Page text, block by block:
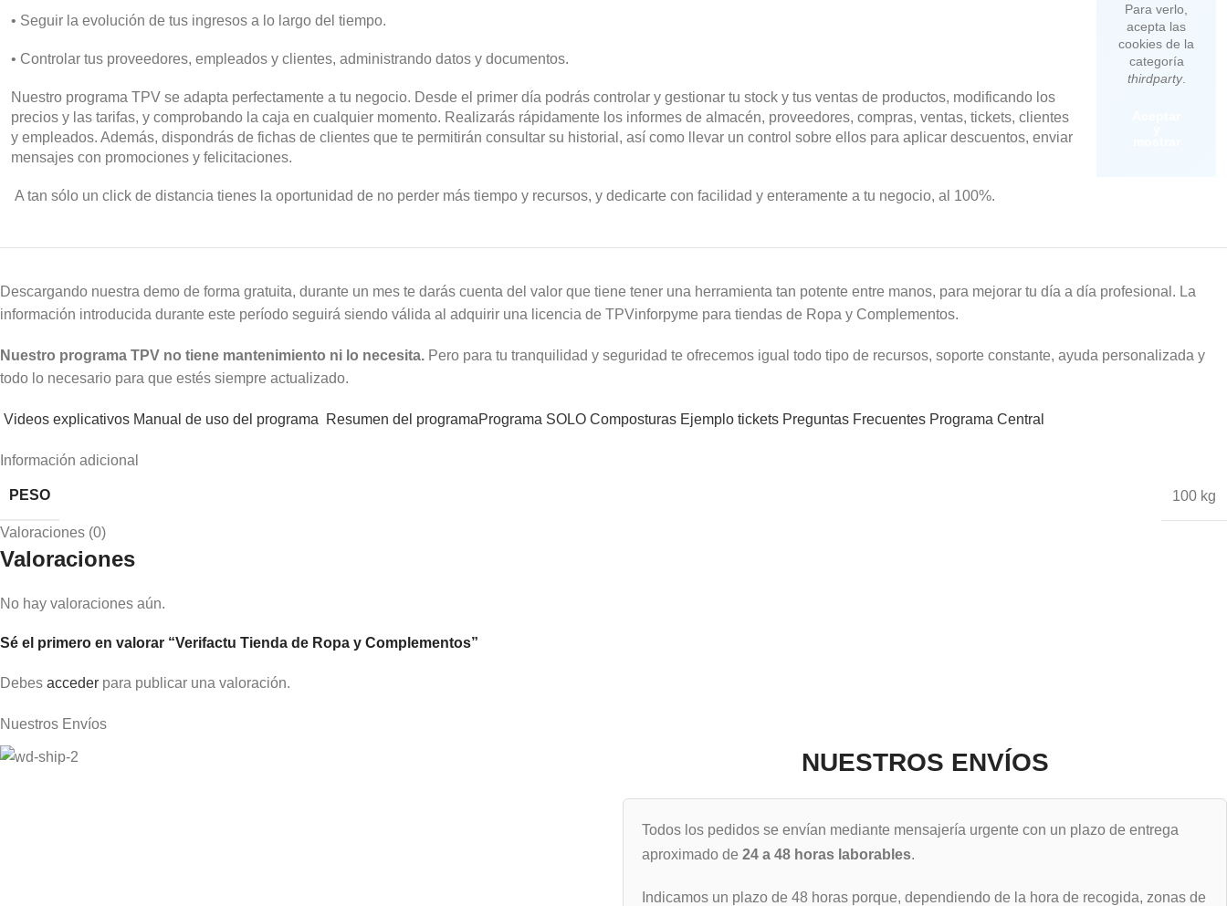
• Seguir la evolución de tus ingresos a lo largo del tiempo.
• Controlar tus proveedores, empleados y clientes, administrando datos y documentos.
Nuestro programa TPV se adapta perfectamente a tu negocio. Desde el primer día podrás controlar y gestionar tu stock y tus ventas de productos, modificando los
precios y las tarifas, y comprobando la caja en cualquier momento. Realizarás rápidamente los informes de almacén, proveedores, compras, ventas, tickets, clientes
y empleados. Además, dispondrás de fichas de clientes que te permitirán consultar su historial, así como llevar un control sobre ellos para aplicar descuentos, enviar
mensajes con promociones y felicitaciones.
A tan sólo un click de distancia tienes la oportunidad de no perder más tiempo y recursos, y dedicarte con facilidad y enteramente a tu negocio, al 100%.
Para verlo,
acepta las
cookies de la
categoría
thirdparty.
Descargando nuestra demo de forma gratuita, durante un mes te darás cuenta del valor que tiene tener una herramienta tan potente entre manos, para mejorar tu día a día profesional. La
información introducida durante este período seguirá siendo válida al adquirir una licencia de TPVinforpyme para tiendas de Ropa y Complementos.
Nuestro programa TPV no tiene mantenimiento ni lo necesita. Pero para tu tranquilidad y seguridad te ofrecemos igual todo tipo de recursos, soporte constante, ayuda personalizada y
todo lo necesario para que estés siempre actualizado.
​Videos explicativos Manual de uso del programa Resumen del programaPrograma SOLO Composturas Ejemplo tickets ​Preg​untas Frec​uentes Programa Central
Información adicional
PESO 100 kg
Valoraciones (0)
Valoraciones
No hay valoraciones aún.
Sé el primero en valorar “Verifactu Tienda de Ropa y Complementos”
Debes acceder para publicar una valoración.
Nuestros Envíos
NUESTROS ENVÍOS
Todos los pedidos se envían mediante mensajería urgente con un plazo de entrega
aproximado de 24 a 48 horas laborables.
Indicamos un plazo de 48 horas porque, dependiendo de la hora de recogida, zonas de